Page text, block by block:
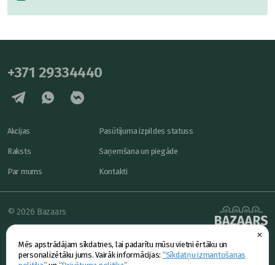
×
Mēs apstrādājam sīkdatnes, lai padarītu mūsu vietni ērtāku un
personalizētāku jums. Vairāk informācijas: “Sīkdatņu izmantošanas
+371 29334440
Akcijas
Raksts
Par mums
Pasūtījuma izpildes statuss
Saņemšana un piegāde
Kontakti
powered by
© 2026 Bazaars
Konfidencialitāte
Piedāvājums